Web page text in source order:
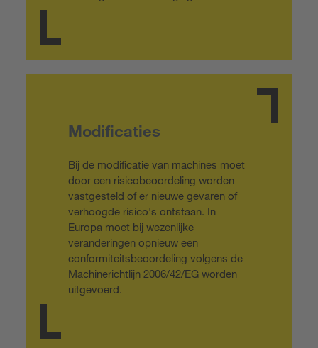
Modificaties
Bij de modificatie van machines moet
door een risicobeoordeling worden
vastgesteld of er nieuwe gevaren of
verhoogde risico's ontstaan. In
Europa moet bij wezenlijke
veranderingen opnieuw een
conformiteitsbeoordeling volgens de
Machinerichtlijn 2006/42/EG worden
uitgevoerd.